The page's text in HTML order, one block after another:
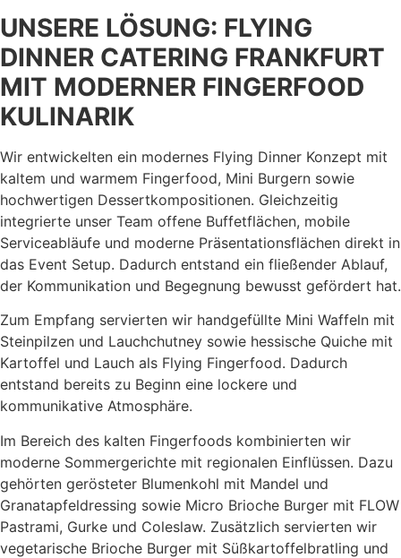
UNSERE LÖSUNG: FLYING
DINNER CATERING FRANKFURT
MIT MODERNER FINGERFOOD
KULINARIK
Wir entwickelten ein modernes Flying Dinner Konzept mit
kaltem und warmem Fingerfood, Mini Burgern sowie
hochwertigen Dessertkompositionen. Gleichzeitig
integrierte unser Team offene Buffetflächen, mobile
Serviceabläufe und moderne Präsentationsflächen direkt in
das Event Setup. Dadurch entstand ein fließender Ablauf,
der Kommunikation und Begegnung bewusst gefördert hat.
Zum Empfang servierten wir handgefüllte Mini Waffeln mit
Steinpilzen und Lauchchutney sowie hessische Quiche mit
Kartoffel und Lauch als Flying Fingerfood. Dadurch
entstand bereits zu Beginn eine lockere und
kommunikative Atmosphäre.
Im Bereich des kalten Fingerfoods kombinierten wir
moderne Sommergerichte mit regionalen Einflüssen. Dazu
gehörten gerösteter Blumenkohl mit Mandel und
Granatapfeldressing sowie Micro Brioche Burger mit FLOW
Pastrami, Gurke und Coleslaw. Zusätzlich servierten wir
vegetarische Brioche Burger mit Süßkartoffelbratling und